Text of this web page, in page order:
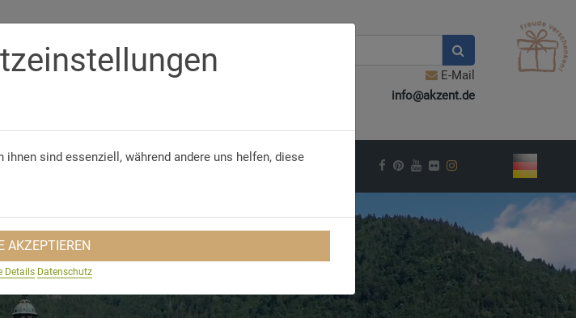
Telefon/WhatsApp
E-Mail
info@akzent.de
TRAVEL SUSTAINABILITY TRAVEL INSPIRATION
sind essenziell, während andere uns helfen, diese
AKZEPTIEREN
Details Datenschutz